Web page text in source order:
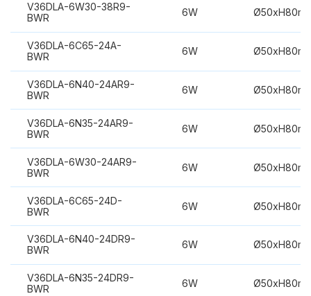
V36DLA-6W30-38R9-
BWR
6W
V36DLA-6C65-24A-
BWR
6W
V36DLA-6N40-24AR9-
BWR
6W
V36DLA-6N35-24AR9-
BWR
6W
V36DLA-6W30-24AR9-
BWR
6W
V36DLA-6C65-24D-
BWR
6W
V36DLA-6N40-24DR9-
BWR
6W
V36DLA-6N35-24DR9-
BWR
6W